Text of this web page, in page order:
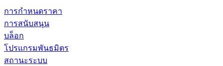
การกำหนดราคา
การสนับสนุน
บล็อก
โปรแกรมพันธมิตร
สถานะระบบ